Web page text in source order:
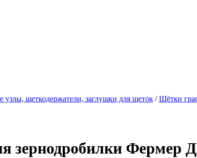
щеткодержатели, заглушки для щеток /Щётки
зернодробилки Фермер